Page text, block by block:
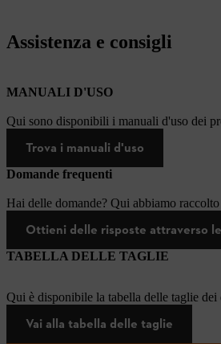
Assistenza e consigli
MANUALI D'USO
Qui sono disponibili i manuali d'uso dei
Trova i manuali d'uso
Domande frequenti
Hai delle domande? Qui abbiamo
Ottieni delle risposte attraverso
TABELLA DELLE TAGLIE
Qui è disponibile la tabella delle taglie
Vai alla tabella delle taglie